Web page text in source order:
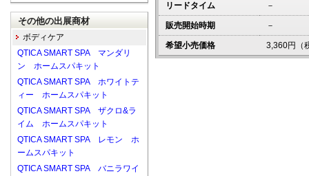
リードタイム －
販売開始時期 －
希望小売価格 3,360円（
その他の出展商材
ボディケア
QTICA SMART SPA マンダリ
ン ホームスパキット
QTICA SMART SPA ホワイトテ
ィー ホームスパキット
QTICA SMART SPA ザクロ&ラ
イム ホームスパキット
QTICA SMART SPA レモン ホ
ームスパキット
QTICA SMART SPA バニラワイ